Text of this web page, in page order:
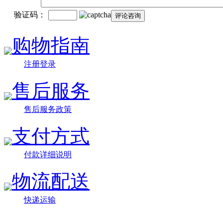
验证码：
购物指南
注册登录
售后服务
售后服务政策
支付方式
付款详细说明
物流配送
快递运输